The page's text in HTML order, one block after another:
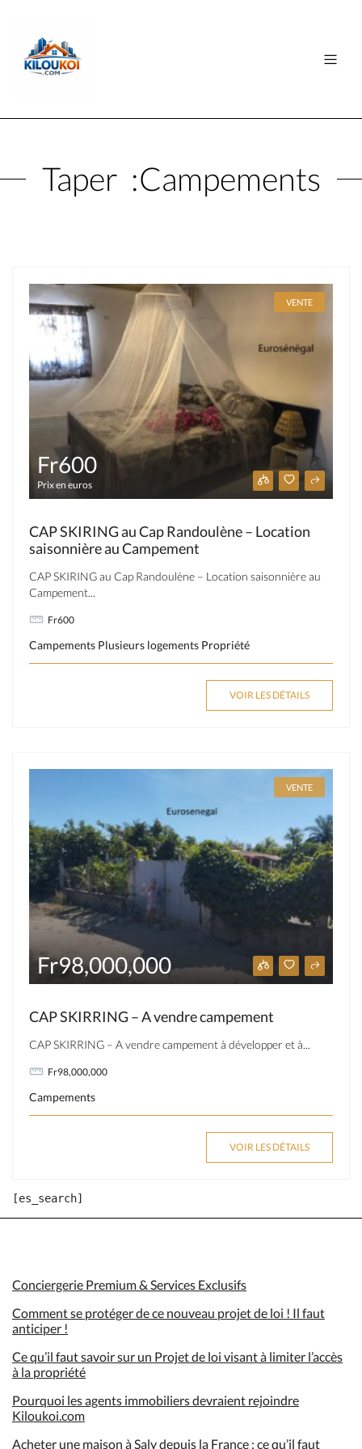
Taper :Campements
VENTE
Fr600
Prix en euros
CAP SKIRING au Cap Randoulène – Location
saisonnière au Campement
CAP SKIRING au Cap Randoulène – Location saisonnière au
Campement...
Fr600
Campements Plusieurs logements Propriété
VOIR LES DÉTAILS
VENTE
Fr98,000,000
CAP SKIRRING – A vendre campement
CAP SKIRRING – A vendre campement à développer et à...
Fr98,000,000
Campements
VOIR LES DÉTAILS
Conciergerie Premium & Services Exclusifs
Comment se protéger de ce nouveau projet de loi ! Il faut
anticiper !
Ce qu’il faut savoir sur un Projet de loi visant à limiter l’accès
à la propriété
Pourquoi les agents immobiliers devraient rejoindre
Kiloukoi.com
Acheter une maison à Saly depuis la France : ce qu’il faut